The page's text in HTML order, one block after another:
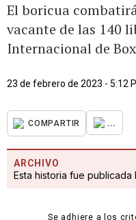
El boricua
vacante de las 140
Internacional de
23 de febrero de 2023 - 5:12
COMPARTIR ...
ARCHIVO
Esta historia fue publicada
Se adhiere a los